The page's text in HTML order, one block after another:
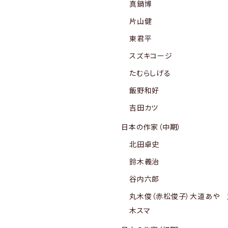
真鍋博
片山健
東君平
スズキコージ
たむらしげる
飯野和好
吉田カツ
日本の作家（中期）
北田卓史
鈴木義治
谷内六郎
丸木俊（赤松俊子）大道あや
木スマ